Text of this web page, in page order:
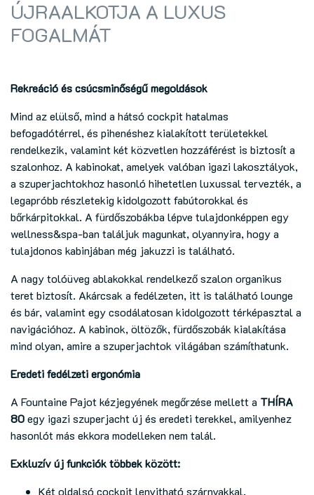
ÚJRAALKOTJA A LUXUS
FOGALMÁT
Rekreáció és csúcsminőségű megoldások
Mind az elülső, mind a hátsó cockpit hatalmas
befogadótérrel, és pihenéshez kialakított területekkel
rendelkezik, valamint két közvetlen hozzáférést is biztosít a
szalonhoz. A kabinokat, amelyek valóban igazi lakosztályok,
a szuperjachtokhoz hasonló hihetetlen luxussal tervezték, a
legapróbb részletekig kidolgozott fabútorokkal és
bőrkárpitokkal. A fürdőszobákba lépve tulajdonképpen egy
wellness&spa-ban találjuk magunkat, olyannyira, hogy a
tulajdonos kabinjában még jakuzzi is található.
A nagy tolóüveg ablakokkal rendelkező szalon organikus
teret biztosít. Akárcsak a fedélzeten, itt is található lounge
és bár, valamint egy csodálatosan kidolgozott térképasztal a
navigációhoz. A kabinok, öltözők, fürdőszobák kialakítása
mind olyan, amire a szuperjachtok világában számíthatunk.
Eredeti fedélzeti ergonómia
A Fountaine Pajot kézjegyének megőrzése mellett a THÍRA
80egy igazi szuperjacht új és eredeti terekkel, amilyenhez
hasonlót más ekkora modelleken nem talál.
Exkluzív új funkciók többek között:
Két oldalsó cockpit lenyitható szárnyakkal,